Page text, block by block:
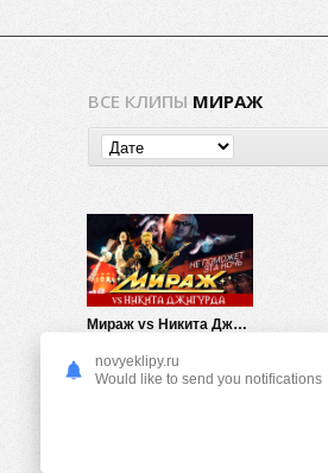
ВСЕ КЛИПЫ МИРАЖ
Мираж vs Никита Джигурда — Не поможет эта ночь
novyeklipy.ru
Would like to send you notifications